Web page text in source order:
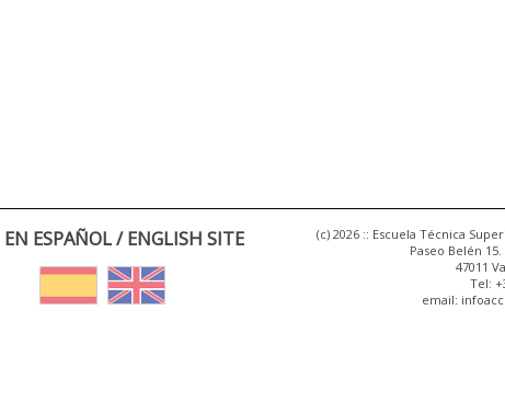
ESPAÑOL / ENGLISH SITE
(c) 2026 :: Escuela Técnica
Paseo Belén
47011
Tel:
email: